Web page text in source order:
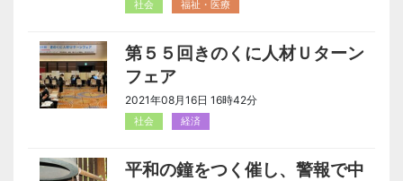
社会 福祉・医療
第５５回きのくに人材Ｕターン
フェア
2021年08月16日 16時42分
社会 経済
平和の鐘をつく催し、警報で中